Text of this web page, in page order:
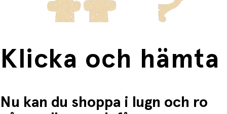
Klicka och hämta
Nu kan du shoppa i lugn och ro